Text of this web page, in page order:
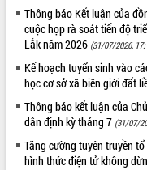
Trình diễn nghệ thuật chế biến
món ăn từ sầu riêng
Đắk Lắk công bố Quy hoạch và
tiến đầu tư tỉnh
Ngành cá ngừ Đắk Lắk chủ
ứng để giữ vững thị trường xuất
Diễn đàn Kinh tế tư nhân Việt
phá cơ chế - Hợp tác công tư
Đề án 06 tạo bước ngoặt đột
Thông báo Kết luận của
cuộc họp rà soát tiến độ
Lắk năm 2026 (31/07/2026,
Kế hoạch tuyển sinh vào
học cơ sở xã biên giới đất
Thông báo kết luận của
dân định kỳ tháng 7 (31/07/
Tăng cường tuyên truyền
hình thức điện tử không